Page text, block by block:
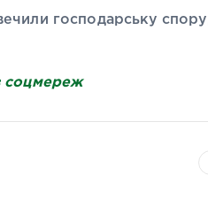
господарську
соцмереж